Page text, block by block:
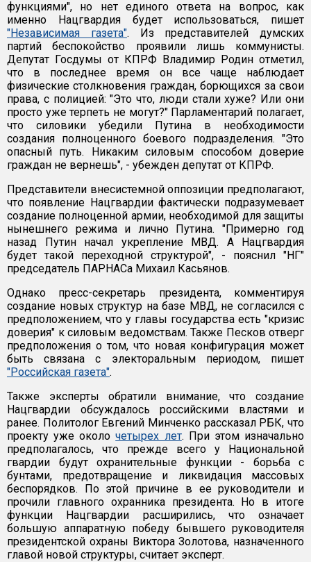
функциями", но нет единого ответа на вопрос, как
именно Нацгвардия будет использоваться, пишет
"Независимая газета". Из представителей думских
партий беспокойство проявили лишь коммунисты.
Депутат Госдумы от КПРФ Владимир Родин отметил,
что в последнее время он все чаще наблюдает
физические столкновения граждан, борющихся за свои
права, с полицией: "Это что, люди стали хуже? Или они
просто уже терпеть не могут?" Парламентарий полагает,
что силовики убедили Путина в необходимости
создания полноценного боевого подразделения. "Это
опасный путь. Никаким силовым способом доверие
граждан не вернешь", - убежден депутат от КПРФ.
Представители внесистемной оппозиции предполагают,
что появление Нацгвардии фактически подразумевает
создание полноценной армии, необходимой для защиты
нынешнего режима и лично Путина. "Примерно год
назад Путин начал укрепление МВД. А Нацгвардия
будет такой переходной структурой", - пояснил "НГ"
председатель ПАРНАСа Михаил Касьянов.
Однако пресс-секретарь президента, комментируя
создание новых структур на базе МВД, не согласился с
предположением, что у главы государства есть "кризис
доверия" к силовым ведомствам. Также Песков отверг
предположения о том, что новая конфигурация может
быть связана с электоральным периодом, пишет
"Российская газета".
Также эксперты обратили внимание, что создание
Нацгвардии обсуждалось российскими властями и
ранее. Политолог Евгений Минченко рассказал РБК, что
проекту уже околочетырех лет. При этом изначально
предполагалось, что прежде всего у Национальной
гвардии будут охранительные функции - борьба с
бунтами, предотвращение и ликвидация массовых
беспорядков. По этой причине в ее руководители и
прочили главного охранника президента. Но в итоге
функции Нацгвардии расширились, что означает
большую аппаратную победу бывшего руководителя
президентской охраны Виктора Золотова, назначенного
главой новой структуры, считает эксперт.